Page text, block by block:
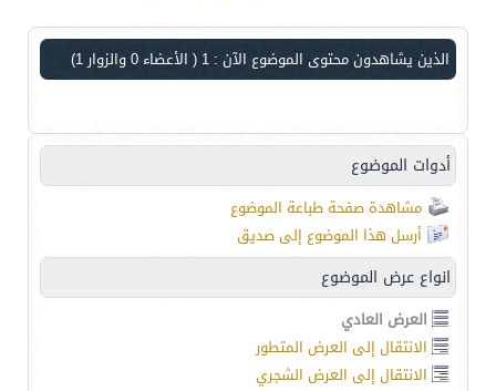
الذين يشاهدون محتوى الموضوع الآن : 1 ( الأعضاء 0 والزوار 1)
أدوات الموضوع
مشاهدة صفحة طباعة الموضوع
أرسل هذا الموضوع إلى صديق
انواع عرض الموضوع
العرض العادي
الانتقال إلى العرض المتطور
الانتقال إلى العرض الشجري